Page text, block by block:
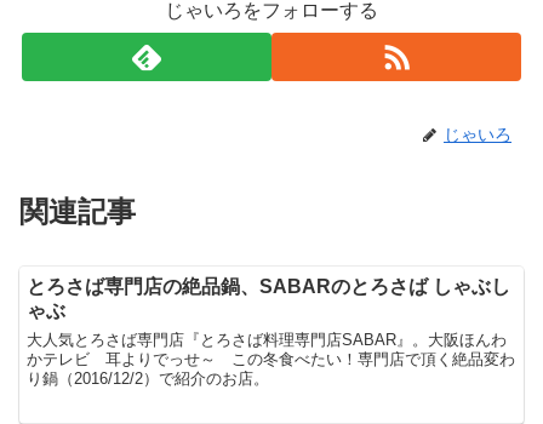
じゃいろをフォローする
じゃいろ
関連記事
とろさば専門店の絶品鍋、SABARのとろさば しゃぶし
ゃぶ
大人気とろさば専門店『とろさば料理専門店SABAR』。大阪ほんわ
かテレビ 耳よりでっせ～ この冬食べたい！専門店で頂く絶品変わ
り鍋（2016/12/2）で紹介のお店。